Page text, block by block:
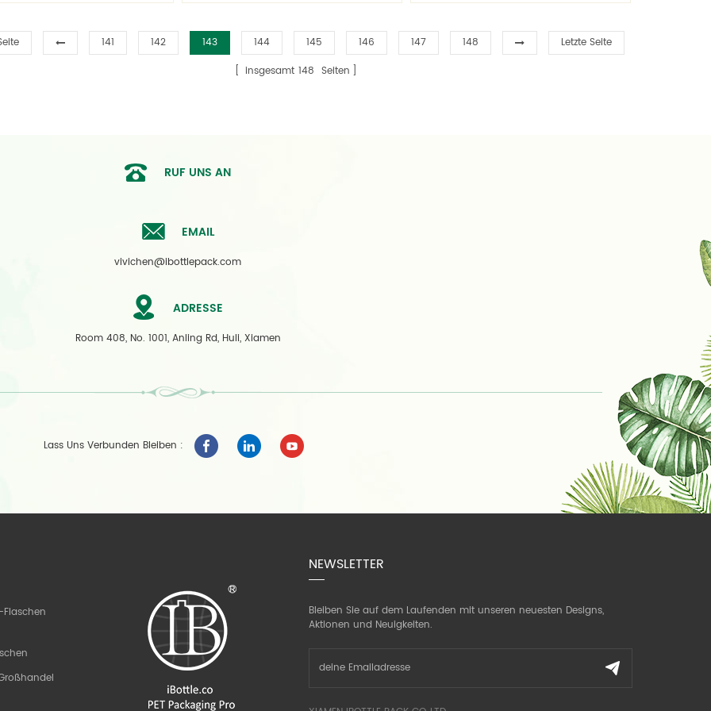
kontaktieren Sie uns
Flaschen kontaktieren Sie uns für
Flaschen kontaktieren Sie uns
141 142 143 144 145 146 147 148
Letzte Seite
insgesamt 148 Seiten
RUF UNS AN
EMAIL
vivichen@ibottlepack.com
ADRESSE
Room 408, No. 1001, Anling Rd, Huli, Xiamen
Lass Uns Verbunden Bleiben :
NEWSLETTER
Bleiben Sie auf dem Laufenden mit unseren neuesten Designs,
Aktionen und Neuigkeiten.